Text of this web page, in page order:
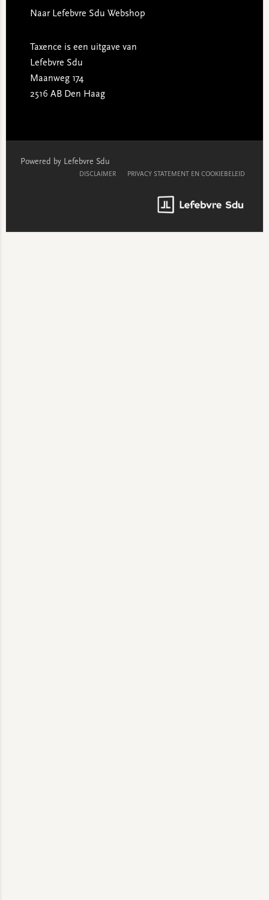
Naar Lefebvre Sdu Webshop
Taxence is een uitgave van
Lefebvre Sdu
Maanweg 174
2516 AB Den Haag
Powered by Lefebvre Sdu
DISCLAIMER PRIVACY STATEMENT EN COOKIEBELEID